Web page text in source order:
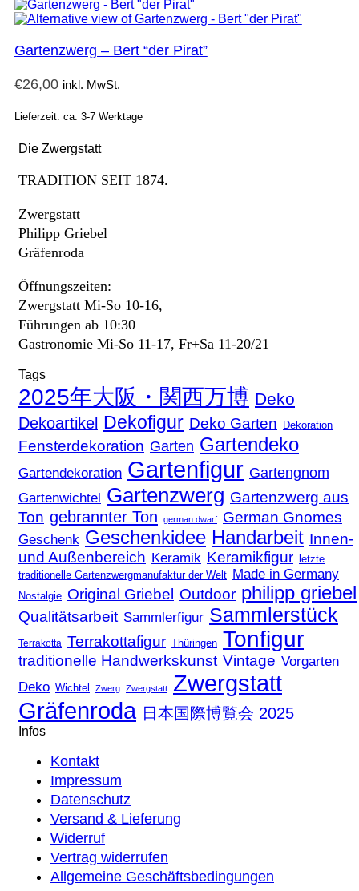
Gartenzwerg – Bert “der Pirat”
€26,00 inkl. MwSt.
Lieferzeit: ca. 3-7 Werktage
Die Zwergstatt
TRADITION SEIT 1874.
Zwergstatt
Philipp Griebel
Gräfenroda
Öffnungszeiten:
Zwergstatt Mi-So 10-16,
Führungen ab 10:30
Gastronomie Mi-So 11-17, Fr+Sa 11-20/21
Tags
2025年大阪・関西万博 Deko
Dekoartikel Dekofigur Deko Garten Dekoration
Fensterdekoration Garten Gartendeko
Gartendekoration Gartenfigur Gartengnom
Gartenwichtel Gartenzwerg Gartenzwerg aus
Ton gebrannter Ton german dwarf German Gnomes
Geschenk Geschenkidee Handarbeit Innen-
und Außenbereich Keramik Keramikfigur
letzte
traditionelle Gartenzwergmanufaktur der Welt Made in Germany
Nostalgie Original Griebel Outdoor philipp griebel
Qualitätsarbeit Sammlerfigur Sammlerstück
Terrakotta Terrakottafigur Thüringen Tonfigur
traditionelle Handwerkskunst Vintage Vorgarten
Deko Wichtel Zwerg Zwergstatt
Zwergstatt
Gräfenroda 日本国際博覧会 2025
Infos
Kontakt
Impressum
Datenschutz
Versand & Lieferung
Widerruf
Vertrag widerrufen
Allgemeine Geschäftsbedingungen